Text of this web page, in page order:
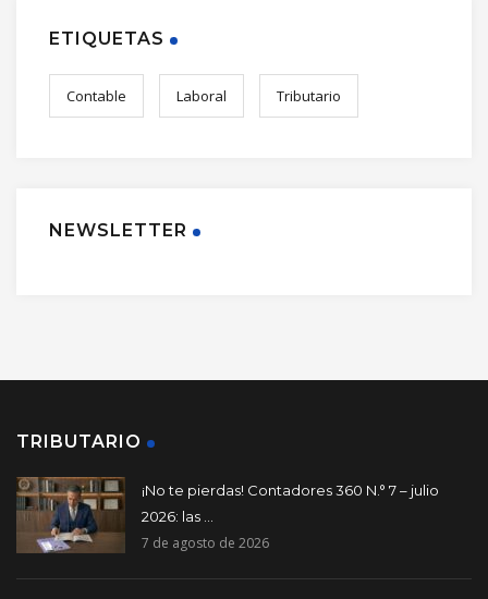
ETIQUETAS
Contable Laboral Tributario
NEWSLETTER
TRIBUTARIO
¡No te pierdas! Contadores 360 N.° 7 – julio
2026: las ...
7 de agosto de 2026